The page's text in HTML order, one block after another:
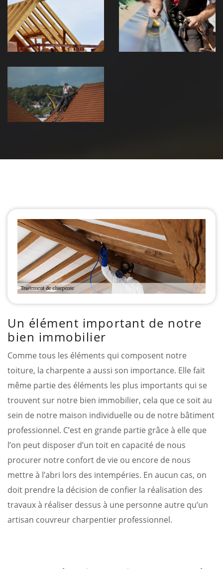
Traitement de
charpente 39
Jura
Travaux de
zinguerie 39
Jura
Urgence fuite
de toiture 39
Jura
Un élément important de notre
bien immobilier
Comme tous les éléments qui composent notre
toiture, la charpente a aussi son importance. Elle fait
même partie des éléments les plus importants qui se
trouvent sur notre bien immobilier, cela que ce soit au
sein de notre maison individuelle ou de notre bâtiment
professionnel. C’est en grande partie grâce à elle que
l’on peut disposer d’un toit en capacité de nous
procurer notre confort de vie ou encore de nous
mettre à l’abri lors des intempéries. En aucun cas, on
doit prendre la décision de confier la réalisation des
travaux à réaliser dessus à une personne autre qu’un
artisan couvreur charpentier professionnel.